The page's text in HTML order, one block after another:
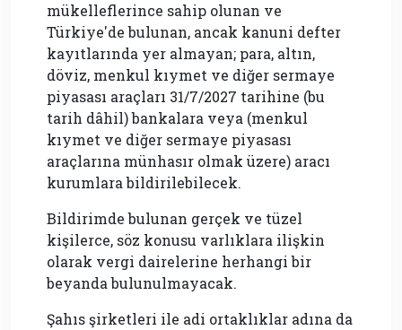
mükelleflerince sahip olunan ve
Türkiye'de bulunan, ancak kanuni defter
kayıtlarında yer almayan; para, altın,
döviz, menkul kıymet ve diğer sermaye
piyasası araçları 31/7/2027 tarihine (bu
tarih dâhil) bankalara veya (menkul
kıymet ve diğer sermaye piyasası
araçlarına münhasır olmak üzere) aracı
kurumlara bildirilebilecek.
Bildirimde bulunan gerçek ve tüzel
kişilerce, söz konusu varlıklara ilişkin
olarak vergi dairelerine herhangi bir
beyanda bulunulmayacak.
Şahıs şirketleri ile adi ortaklıklar adına da